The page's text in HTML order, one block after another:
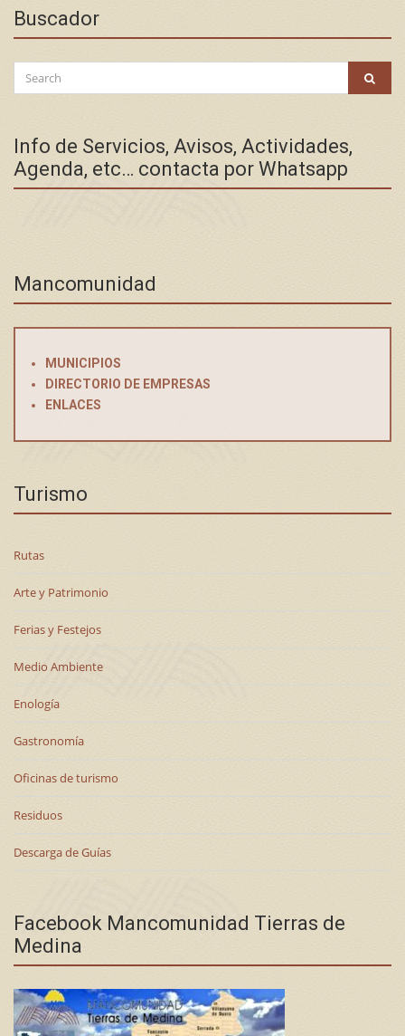
Buscador
for:
Info de Servicios, Avisos, Actividades,
Agenda, etc… contacta por Whatsapp
Mancomunidad
MUNICIPIOS
DIRECTORIO DE EMPRESAS
ENLACES
Turismo
Rutas
Arte y Patrimonio
Ferias y Festejos
Medio Ambiente
Enología
Gastronomía
Oficinas de turismo
Residuos
Descarga de Guías
Facebook Mancomunidad Tierras de
Medina